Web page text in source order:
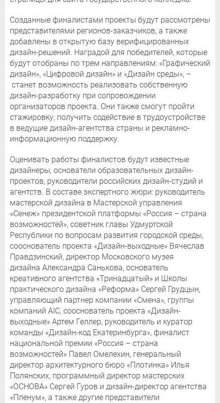
Созданные финалистами проекты будут рассмотрены
представителями регионов-заказчиков, а также
добавлены в открытую базу верифицированных
дизайн-решений. Наградой для победителей, которые
будут отобраны по трем направлениям: «Графический
дизайн», «Цифровой дизайн» и «Дизайн среды», –
станет возможность реализовать собственную
дизайн-разработку при сопровождении
организаторов проекта. Они также смогут пройти
стажировку, получить содействие в трудоустройстве
в ведущие дизайн-агентства страны и рекламно-
информационную поддержку.
Оценивать работы финалистов будут известные
дизайнеры, основатели образовательных дизайн-
проектов, руководители российских дизайн-студий и
агентств. В составе экспертного жюри: руководитель
мастерской дизайна в Мастерской управления
«Сенеж» президентской платформы «Россия – страна
возможностей», советник главы Удмуртской
Республики по вопросам развития городской среды,
сооснователь проекта «Дизайн-выходные» Вячеслав
Правдзинский, директор Московского музея
дизайна Александра Санькова, основатель
креативного агентства «Тринадцатый» и Школы
практического дизайна «Реформа» Сергей Грудцын,
управляющий партнер компании «Смена», группы
компаний AIC, сооснователь проекта «Дизайн-
выходные» Артем Геллер, руководитель и куратор
команды «Дизайн-код Екатеринбурга», финалист
национальной премии «Россия – страна
возможностей» Павел Омелехин, генеральный
директор архитектурного бюро «Плотинка» Илья
Полянских, программный директор мастерских
«ОСНОВА» Сергей Гуров и дизайн-директор агентства
«Пленум», а также другие представители